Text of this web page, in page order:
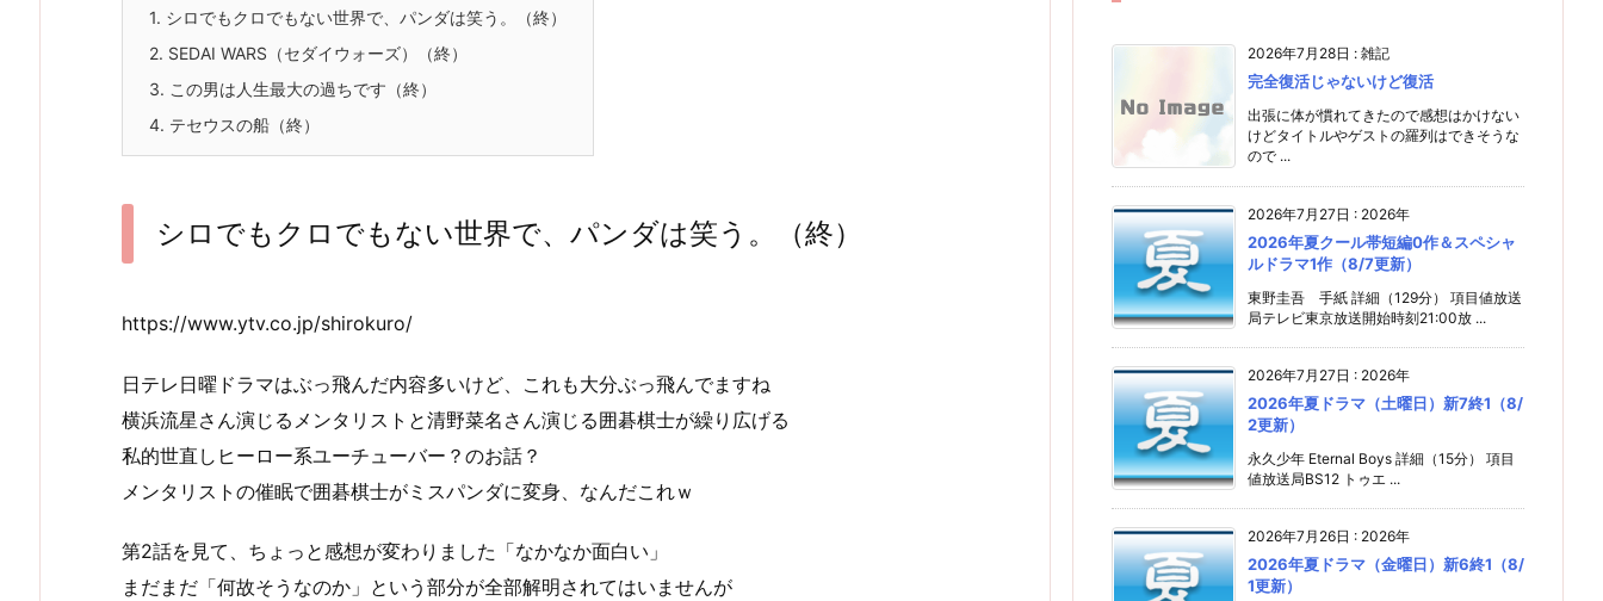
1. シロでもクロでもない世界で、パンダは笑う。（終）
2. SEDAI WARS（セダイウォーズ）（終）
3. この男は人生最大の過ちです（終）
4. テセウスの船（終）
シロでもクロでもない世界で、パンダは笑う。（終）
https://www.ytv.co.jp/shirokuro/
日テレ日曜ドラマはぶっ飛んだ内容多いけど、これも大分ぶっ飛んでますね
横浜流星さん演じるメンタリストと清野菜名さん演じる囲碁棋士が繰り広げる
私的世直しヒーロー系ユーチューバー？のお話？
メンタリストの催眠で囲碁棋士がミスパンダに変身、なんだこれｗ
第2話を見て、ちょっと感想が変わりました「なかなか面白い」
まだまだ「何故そうなのか」という部分が全部解明されてはいませんが
2026年7月28日 : 雑記
完全復活じゃないけど復活
出張に体が慣れてきたので感想はかけない
けどタイトルやゲストの羅列はできそうな
ので ...
2026年7月27日 : 2026年
2026年夏クール帯短編0作＆スペシャ
ルドラマ1作（8/7更新）
東野圭吾 手紙 詳細（129分） 項目値放送
局テレビ東京放送開始時刻21:00放 ...
2026年7月27日 : 2026年
2026年夏ドラマ（土曜日）新7終1（8/
2更新）
永久少年 Eternal Boys 詳細（15分） 項目
値放送局BS12 トゥエ ...
2026年7月26日 : 2026年
2026年夏ドラマ（金曜日）新6終1（8/
1更新）